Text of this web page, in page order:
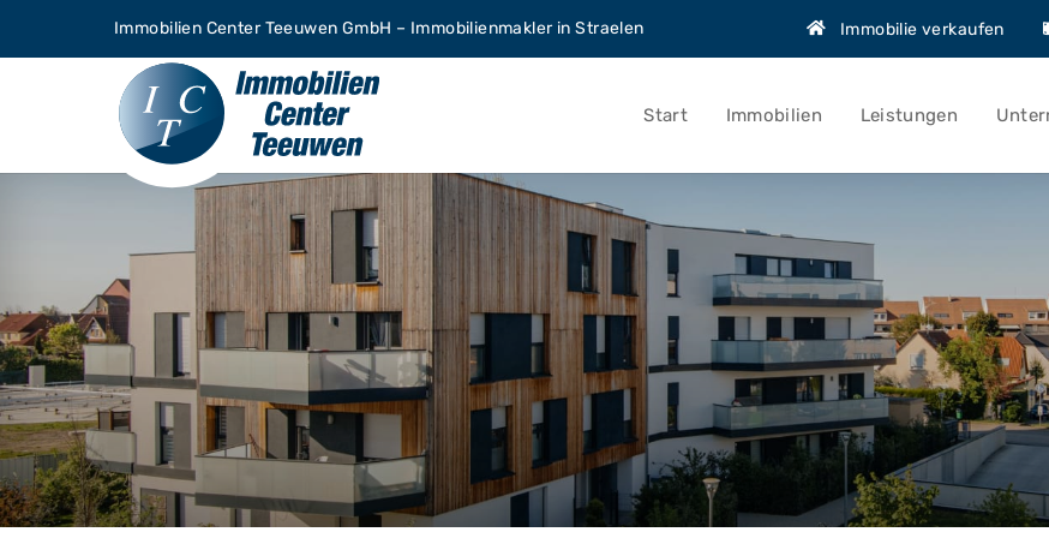
Inhalt
Immobilien Center Teeuwen GmbH – Immobilienmakler in Straelen Immobilie verkaufen
Start Immobilien Leistungen